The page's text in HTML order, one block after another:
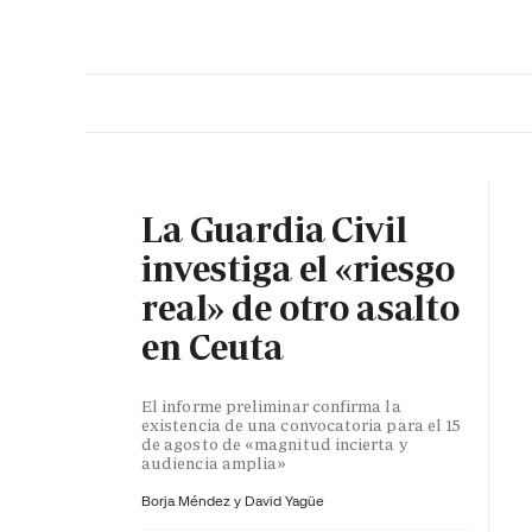
La Guardia Civil
investiga el «riesgo
real» de otro asalto
en Ceuta
El informe preliminar confirma la
existencia de una convocatoria para el 15
de agosto de «magnitud incierta y
audiencia amplia»
Borja Méndez y David Yagüe